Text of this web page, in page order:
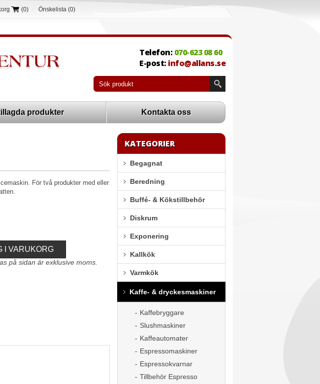
(0) Önskelista (0)
Telefon: 070-623 08 60
E-post: info@allans.se
produkter Kontakta oss
För två produkter med eller
på sidan är exklusive moms.
KATEGORIER
Begagnat
Beredning
Buffé- & Kökstillbehör
Diskrum
Exponering
Kallkök
Varmkök
Kaffe- & dryckesmaskiner
Kaffebryggare
Slushmaskiner
Kaffeautomater
Espressomaskiner
Espressokvarnar
Tillbehör Espresso